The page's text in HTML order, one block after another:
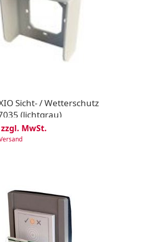
Sicht- / Wetterschutz
(lichtgrau)
zzgl. MwSt.